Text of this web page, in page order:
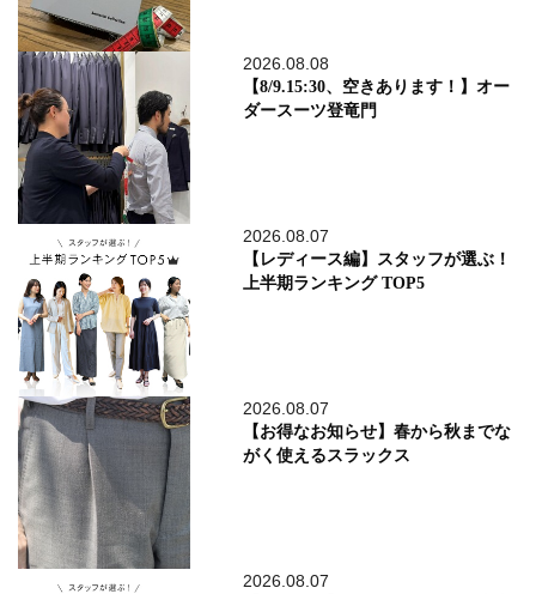
2026.08.08
【8/9.15:30、空きあります！】オー
ダースーツ登竜門
2026.08.07
【レディース編】スタッフが選ぶ！
上半期ランキング TOP5
2026.08.07
【お得なお知らせ】春から秋までな
がく使えるスラックス
2026.08.07